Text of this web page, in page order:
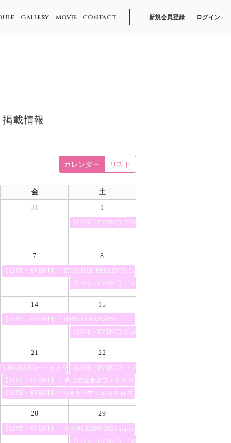
GALLERY MOVIE CONTACT 新規会員登録 ログイン
掲載情報
カレンダー リスト
金 土
31 1
【LIVE・EVENT】TOKYO IDOL FESTIVAL 2026
7
【LIVE・EVENT】『IDOL FILE PRESENTS Lolita Fashion Party Vol.2』
8
【LIVE・EVENT】『IDOL SUMMER JUNGLE 2026』
星現象 -The Stars We Found-」』
14
【LIVE・EVENT】『POPGALAXY2026』
15
【LIVE・EVENT】UtaGe!×FES☆TIVE 主催サーキット
ラ祭OSAKA〜うるトラFEVER SP!!〜』
21
【LIVE・EVENT】『 高山右近音楽フェス2026 』
【LIVE・EVENT】『うるトラすフェスタ in 大阪』
22
【LIVE・EVENT】『ドラゴン クイーンズ フェスティ
28
【LIVE・EVENT】『@ JAM EXPO 2026 supported by UP-T』
29
【LIVE・EVENT】『@ JAM TAIPEI POP vol.1